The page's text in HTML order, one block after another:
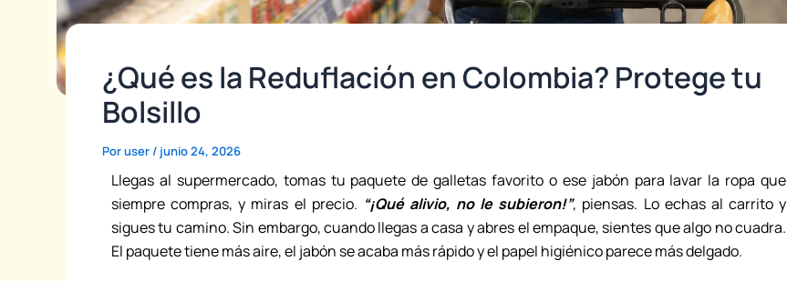
¿Qué es la Reduflación en Colombia? Protege tu
Bolsillo
Poruser / junio 24, 2026
Llegas al supermercado, tomas tu paquete de galletas favorito o ese jabón para lavar la ropa que
siempre compras, y miras el precio. “¡Qué alivio, no le subieron!”, piensas. Lo echas al carrito y
sigues tu camino. Sin embargo, cuando llegas a casa y abres el empaque, sientes que algo no cuadra.
El paquete tiene más aire, el jabón se acaba más rápido y el papel higiénico parece más delgado.